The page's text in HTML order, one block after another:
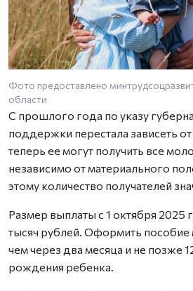
Фото предоставлено
области
С прошлого года по указу
поддержки перестала зависеть
теперь ее могут получить все
независимо от материального
этому количество получателей
Размер выплаты с 1 октября 2025
тысяч рублей. Оформить
чем через два месяца и не позже
рождения ребенка.